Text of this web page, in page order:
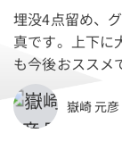
埋没4点留め、
真です。上下に
も今後おススメ
嶽崎 元